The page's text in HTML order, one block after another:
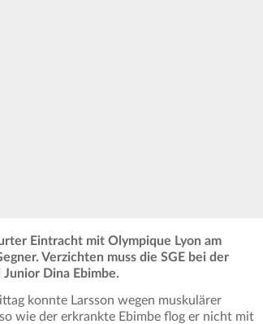
Eintracht mit Olympique Lyon am
Verzichten muss die SGE bei der
Dina Ebimbe.
konnte Larsson wegen muskulärer
wie der erkrankte Ebimbe flog er nicht mit